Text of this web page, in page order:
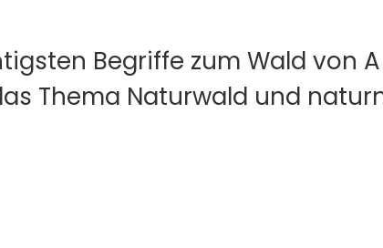
Begriffe zum Wald von
Thema Naturwald und